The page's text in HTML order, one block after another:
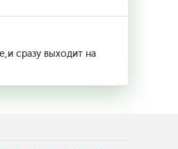
сразу выходит на